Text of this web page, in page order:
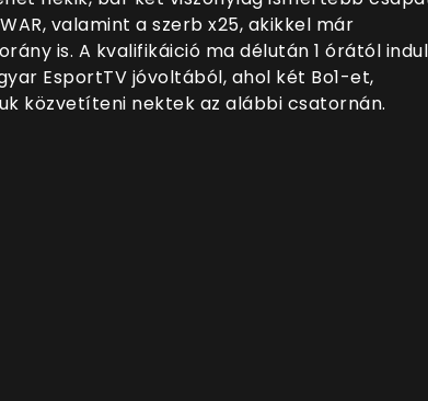
valamint a szerb x25, akikkel már
is. A kvalifikáició ma délután 1 órától indul
EsportTV jóvoltából, ahol két Bo1-et,
közvetíteni nektek az alábbi csatornán.